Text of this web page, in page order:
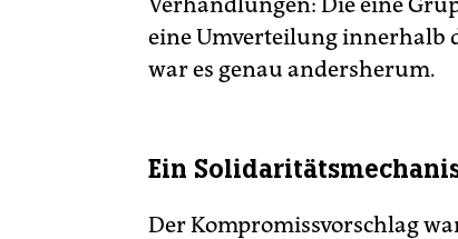
eine Umverteilung innerhalb
war es genau andersherum.
Ein
Der Kompromissvorschlag